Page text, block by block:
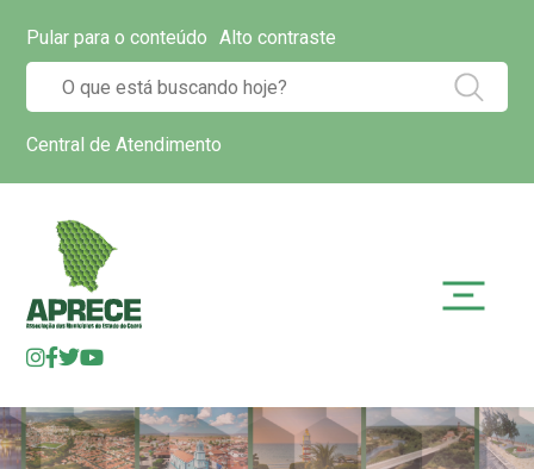
Pular para o conteúdo Alto contraste
Central de Atendimento